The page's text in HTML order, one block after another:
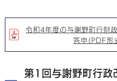
令和4年度の与謝野町行財
答申（PDF形
第1回与謝野町行政